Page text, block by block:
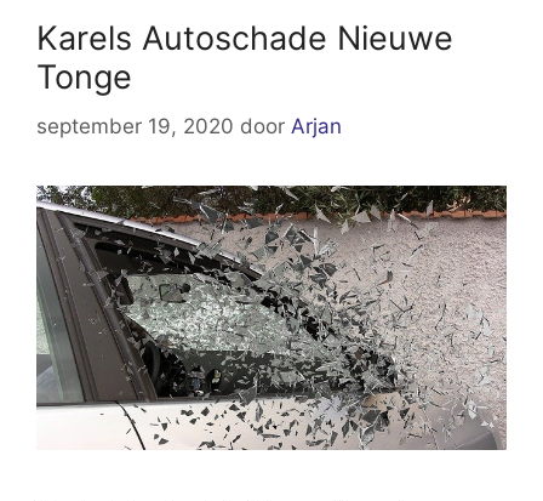
Karels Autoschade Nieuwe
Tonge
september 19, 2020 door Arjan